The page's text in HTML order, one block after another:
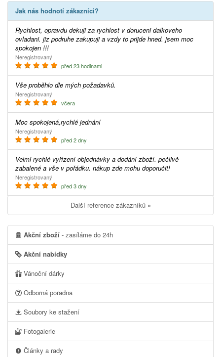
Jak nás hodnotí zákazníci?
Rychlost, opravdu dekuji za rychlost v doruceni dalkoveho
ovladani. jiz podruhe zakupuji a vzdy to prijde hned. jsem moc
spokojen !!!
Neregistrovaný
před 23 hodinami
Vše proběhlo dle mých požadavků.
Neregistrovaný
včera
Moc spokojená,rychlé jednání
Neregistrovaný
před 2 dny
Velmi rychlé vyřízení objednávky a dodání zboží. pečlivě
zabalené a vše v pořádku. nákup zde mohu doporučit!
Neregistrovaný
před 3 dny
Další reference zákazníků »
Akční zboží - zasíláme do 24h
Akční nabídky
Vánoční dárky
Odborná poradna
Soubory ke stažení
Fotogalerie
Články a rady